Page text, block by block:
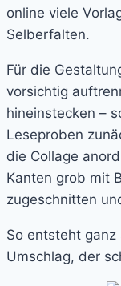
online viele
Selberfalten.
Für die
vorsichtig
hineinstecken –
Leseproben
die Collage
Kanten grob mit
zugeschnitten
So entsteht
Umschlag, der